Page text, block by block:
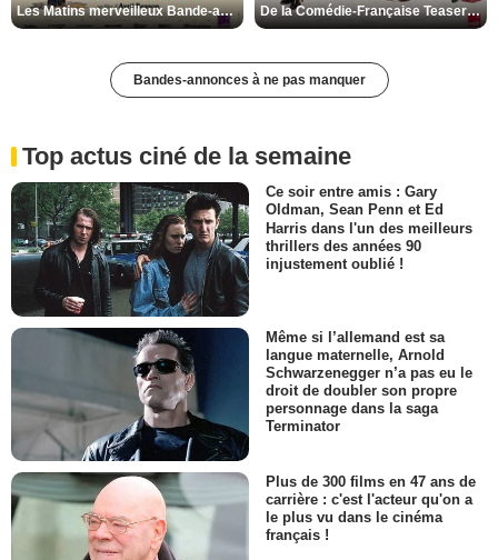
Les Matins merveilleux Bande-annonce VF De la Comédie-Française Teaser VF
Bandes-annonces à ne pas manquer
Top actus ciné de la semaine
Ce soir entre amis : Gary
Oldman, Sean Penn et Ed
Harris dans l'un des meilleurs
thrillers des années 90
injustement oublié !
Même si l’allemand est sa
langue maternelle, Arnold
Schwarzenegger n’a pas eu le
droit de doubler son propre
personnage dans la saga
Terminator
Plus de 300 films en 47 ans de
carrière : c'est l'acteur qu'on a
le plus vu dans le cinéma
français !